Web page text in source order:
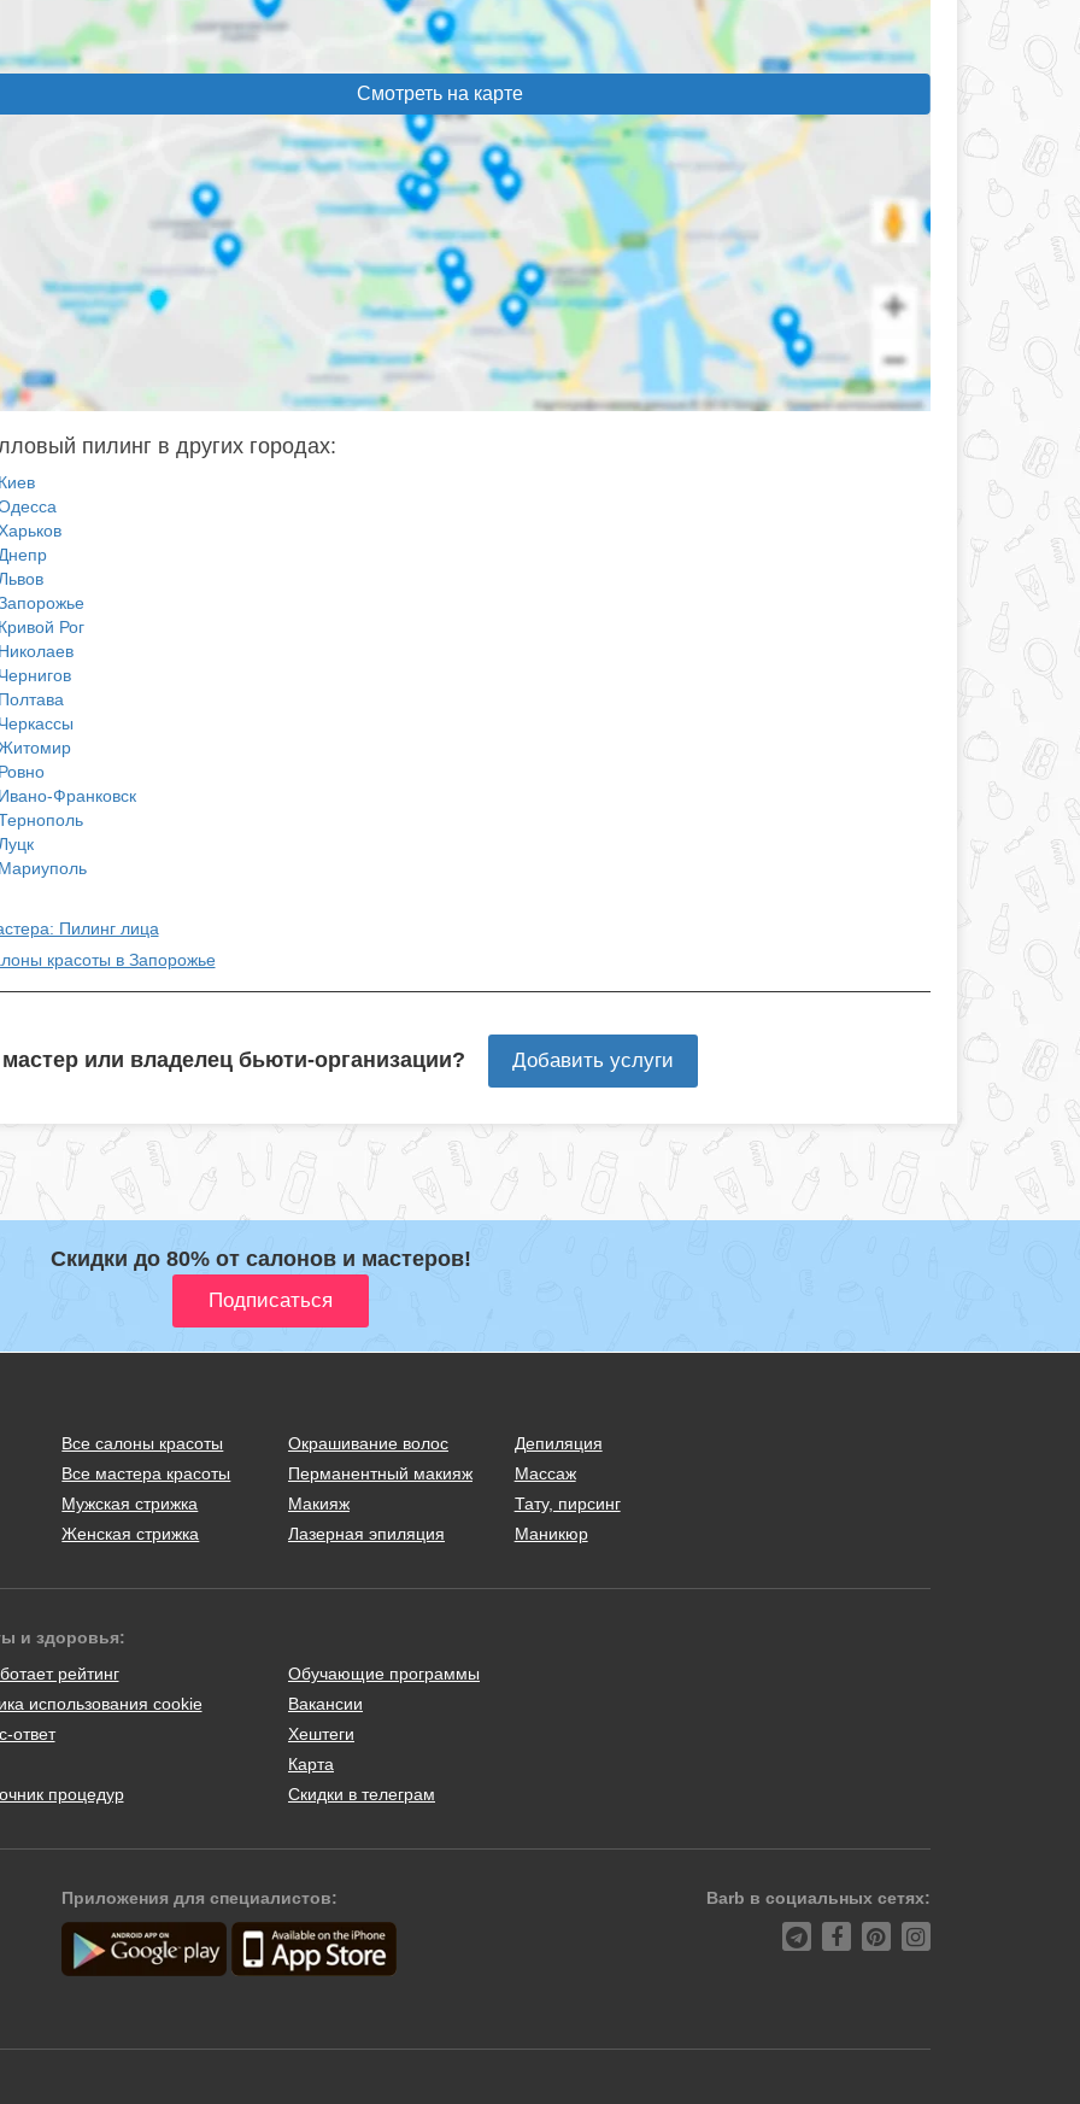
Смотреть на карте
пилинг в других городах:
Рог
Франковск
Пилинг лица
красоты в Запорожье
или владелец бьюти-организации? Добавить услуги
Скидки до 80% от салонов и мастеров!
Все салоны красоты
Все мастера красоты
Мужская стрижка
Женская стрижка
Окрашивание волос
Перманентный макияж
Макияж
Лазерная эпиляция
Депиляция
Массаж
Тату, пирсинг
Маникюр
и здоровья:
рейтинг
использования cookie
ответ
процедур
Обучающие программы
Вакансии
Хештеги
Карта
Скидки в телеграм
Приложения для специалистов: Barb в социальных сетях: